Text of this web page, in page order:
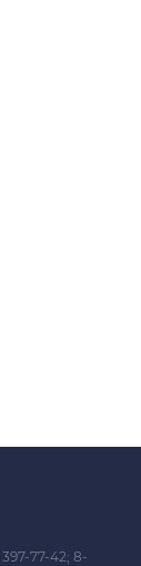
397-77-42; 8-